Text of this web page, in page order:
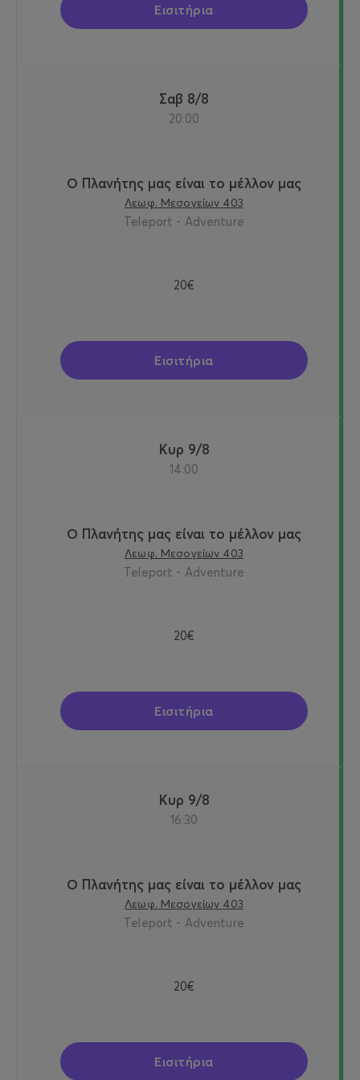
Εισιτήρια
Σαβ 8/8
20:00
Ο Πλανήτης μας είναι το μέλλον μας
Λεωφ. Μεσογείων 403
Teleport - Adventure
20€
Εισιτήρια
Κυρ 9/8
14:00
Ο Πλανήτης μας είναι το μέλλον μας
Λεωφ. Μεσογείων 403
Teleport - Adventure
20€
Εισιτήρια
Κυρ 9/8
16:30
Ο Πλανήτης μας είναι το μέλλον μας
Λεωφ. Μεσογείων 403
Teleport - Adventure
20€
Εισιτήρια